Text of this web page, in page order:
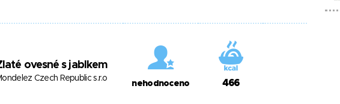
ovesné s jablkem
Czech Republic s.r.o
nehodnoceno 466